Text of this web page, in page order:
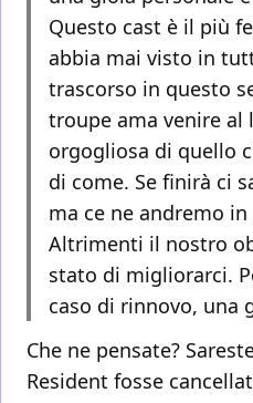
Questo cast è il più
abbia mai visto in
trascorso in questo
troupe ama venire al
orgogliosa di quello
di come. Se finirà ci
ma ce ne andremo
Altrimenti il nostro
stato di migliorarci.
caso di rinnovo, una
Che ne pensate?
Resident fosse